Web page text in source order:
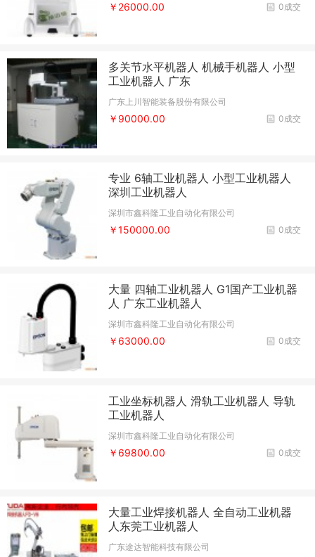
0成交
￥26000.00
多关节水平机器人 机械手机器人 小型
工业机器人 广东
广东上川智能装备股份有限公司
0成交
￥90000.00
专业 6轴工业机器人 小型工业机器人
深圳工业机器人
深圳市鑫科隆工业自动化有限公司
0成交
￥150000.00
大量 四轴工业机器人 G1国产工业机器
人 广东工业机器人
深圳市鑫科隆工业自动化有限公司
0成交
￥63000.00
工业坐标机器人 滑轨工业机器人 导轨
工业机器人
深圳市鑫科隆工业自动化有限公司
0成交
￥69800.00
大量工业焊接机器人 全自动工业机器
人东莞工业机器人
广东途达智能科技有限公司